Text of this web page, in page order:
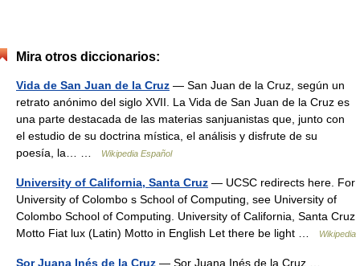
Mira otros diccionarios:
Vida de San Juan de la Cruz — San Juan de la Cruz, según un
retrato anónimo del siglo XVII. La Vida de San Juan de la Cruz es
una parte destacada de las materias sanjuanistas que, junto con
el estudio de su doctrina mística, el análisis y disfrute de su
poesía, la… …
Wikipedia Español
University of California, Santa Cruz — UCSC redirects here. For
University of Colombo s School of Computing, see University of
Colombo School of Computing. University of California, Santa Cruz
Motto Fiat lux (Latin) Motto in English Let there be light …
Wikipedia
Sor Juana Inés de la Cruz — Sor Juana Inés de la Cruz …